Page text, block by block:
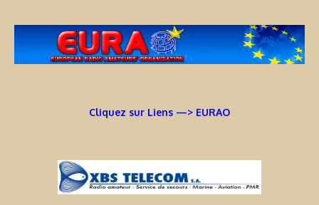
Cliquez sur Liens —> EURAO